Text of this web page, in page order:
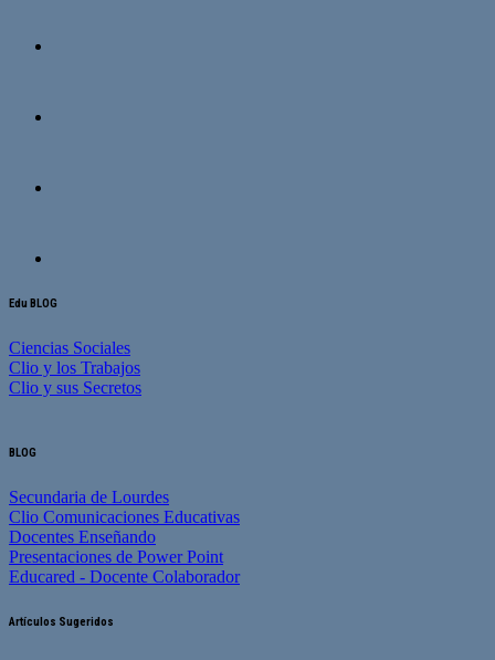
Edu BLOG
Ciencias Sociales
Clio y los Trabajos
Clio y sus Secretos
BLOG
Secundaria de Lourdes
Clio Comunicaciones Educativas
Docentes Enseñando
Presentaciones de Power Point
Educared - Docente Colaborador
Artículos Sugeridos